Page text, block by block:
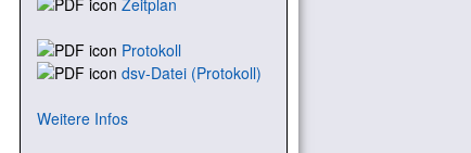
Zeitplan
Protokoll
dsv-Datei (Protokoll)
Weitere Infos